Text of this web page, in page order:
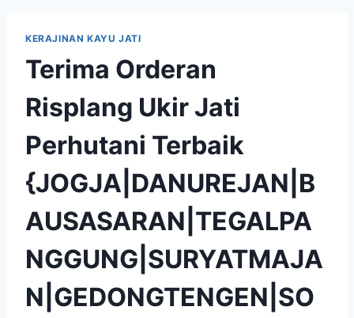
KERAJINAN KAYU JATI
Terima Orderan
Risplang Ukir Jati
Perhutani Terbaik
{JOGJA|DANUREJAN|B
AUSASARAN|TEGALPA
NGGUNG|SURYATMAJA
N|GEDONGTENGEN|SO